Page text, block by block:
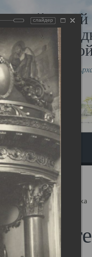
музей
и
митрополита
Даниила
Вопрос-ответ
собор Архангельска
слайдер